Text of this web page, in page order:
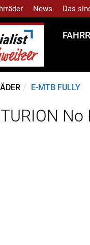
News Das
E-MTB FULLY